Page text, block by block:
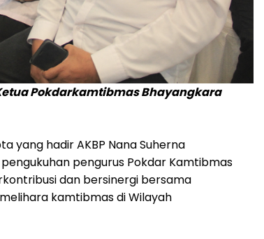
Pokdarkamtibmas Bhayangkara
yang hadir AKBP Nana Suherna
pengurus Pokdar Kamtibmas
dan bersinergi bersama
kamtibmas di Wilayah